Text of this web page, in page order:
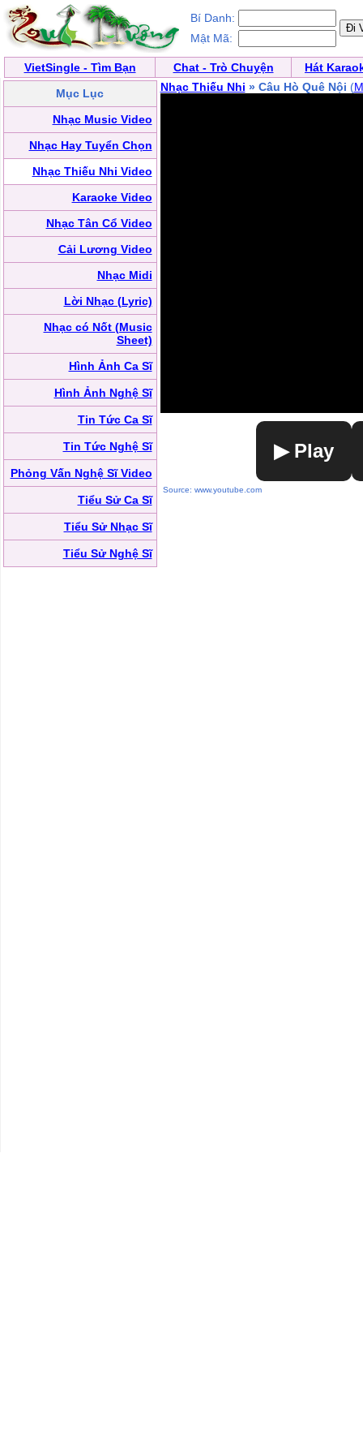
Bí Danh:
Mật Mã:
VietSingle - Tìm Bạn Chat - Trò Chuyện
Hát
Mục Lục
Nhạc Music Video
Nhạc Hay Tuyển Chọn
Nhạc Thiếu Nhi Video
Karaoke Video
Nhạc Tân Cổ Video
Cải Lương Video
Nhạc Midi
Lời Nhạc (Lyric)
Nhạc có Nốt (Music
Sheet)
Hình Ảnh Ca Sĩ
Hình Ảnh Nghệ Sĩ
Tin Tức Ca Sĩ
Tin Tức Nghệ Sĩ
Phỏng Vấn Nghệ Sĩ Video
Tiểu Sử Ca Sĩ
Tiểu Sử Nhạc Sĩ
Tiểu Sử Nghệ Sĩ
Nhạc Thiếu Nhi » Câu Hò Quê Nội (
▶ Play
Source: www.youtube.com